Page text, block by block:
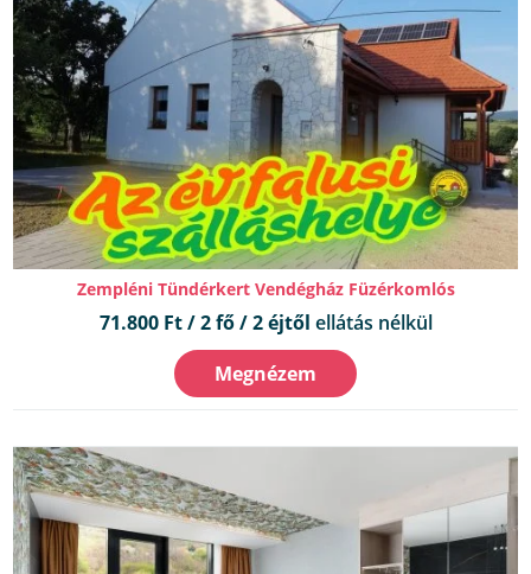
Zempléni Tündérkert Vendégház Füzérkomlós
71.800 Ft / 2 fő / 2 éjtől ellátás nélkül
Megnézem